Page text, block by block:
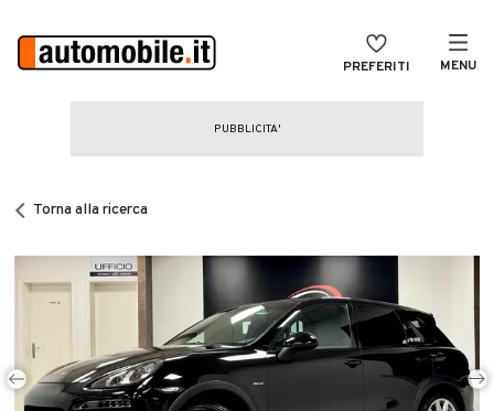
PREFERITI MENU
CERCA
Auto Nuove
Noleggio a lungo termine
Auto d'epoca
Torna alla ricerca